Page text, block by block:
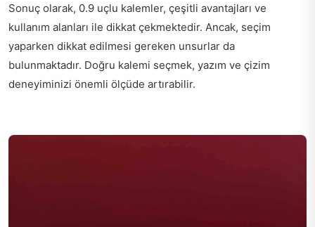
Sonuç olarak, 0.9 uçlu kalemler, çeşitli avantajları ve
kullanım alanları ile dikkat çekmektedir. Ancak, seçim
yaparken dikkat edilmesi gereken unsurlar da
bulunmaktadır. Doğru kalemi seçmek, yazım ve çizim
deneyiminizi önemli ölçüde artırabilir.